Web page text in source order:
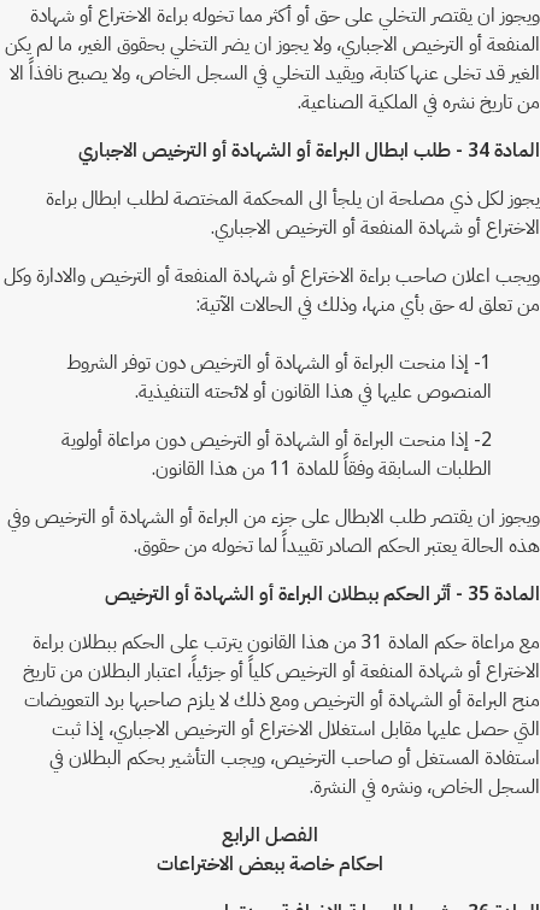
ويجوز ان يقتصر التخلي على حق أو أكثر مما تخوله براءة الاختراع أو شهادة
المنفعة أو الترخيص الاجباري، ولا يجوز ان يضر التخلي بحقوق الغير، ما لم يكن
الغير قد تخلى عنها كتابة، ويقيد التخلي في السجل الخاص، ولا يصبح نافذاً الا
من تاريخ نشره في الملكية الصناعية.
المادة 34 - طلب ابطال البراءة أو الشهادة أو الترخيص الاجباري
يجوز لكل ذي مصلحة ان يلجأ الى المحكمة المختصة لطلب ابطال براءة
الاختراع أو شهادة المنفعة أو الترخيص الاجباري.
ويجب اعلان صاحب براءة الاختراع أو شهادة المنفعة أو الترخيص والادارة وكل
من تعلق له حق بأي منها، وذلك في الحالات الآتية:
1- إذا منحت البراءة أو الشهادة أو الترخيص دون توفر الشروط
المنصوص عليها في هذا القانون أو لائحته التنفيذية.
2- إذا منحت البراءة أو الشهادة أو الترخيص دون مراعاة أولوية
الطلبات السابقة وفقاً للمادة 11 من هذا القانون.
ويجوز ان يقتصر طلب الابطال على جزء من البراءة أو الشهادة أو الترخيص وفي
هذه الحالة يعتبر الحكم الصادر تقييداً لما تخوله من حقوق.
المادة 35 - أثر الحكم ببطلان البراءة أو الشهادة أو الترخيص
مع مراعاة حكم المادة 31 من هذا القانون يترتب على الحكم ببطلان براءة
الاختراع أو شهادة المنفعة أو الترخيص كلياً أو جزئياً، اعتبار البطلان من تاريخ
منح البراءة أو الشهادة أو الترخيص ومع ذلك لا يلزم صاحبها برد التعويضات
التي حصل عليها مقابل استغلال الاختراع أو الترخيص الاجباري، إذا ثبت
استفادة المستغل أو صاحب الترخيص، ويجب التأشير بحكم البطلان في
السجل الخاص، ونشره في النشرة.
الفصل الرابع
احكام خاصة ببعض الاختراعات